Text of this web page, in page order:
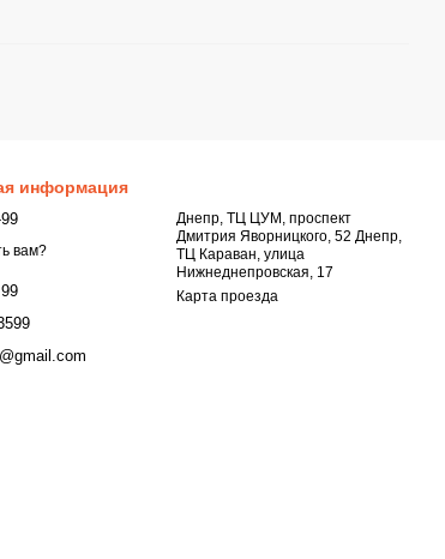
информация
вам?
Днепр, ТЦ ЦУМ, проспект
Дмитрия Яворницкого, 52 Днепр,
ТЦ Караван, улица
Нижнеднепровская, 17
Карта проезда